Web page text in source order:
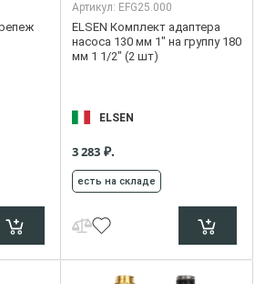
Артикул: EFG25.000
ELSEN Комплект адаптера
насоса 130 мм 1" на группу 180
мм 1 1/2" (2 шт)
ELSEN
3 283 ₽.
есть на складе